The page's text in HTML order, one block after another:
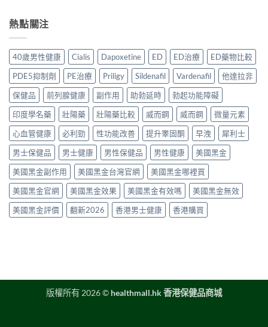
一
次
清
楚〉
中
香
家
實
測
評
價〉
中
見
用、
安
全
服
方
法
與
正
貨
購
買
指
南〉
中
貨？
購
買
渠
道
價
錢
完
整
指
南〉
中
液
哪
買
先
安
心？
2026
年
香
港
延
時
噴
霧
購
買
指
南〉
中
熱點關注
40歲男性健康 Cialis Dapoxetine ED ED治療
ED藥物比較
PDE5抑制劑
PE治療 Priligy Sildenafil Vardenafil
他達拉非
保健品
前列腺健康 副作用 助勃延時
勃起功能障礙
印度學名藥
壯陽藥 壯陽藥比較 威而鋼 威而鋼
微量元素
心血管健康
必利勁 性功能改善 提升睪固酮 早洩
犀利士
男士保健品
男士健康 男性保健品 男性健康
美國黑金
美國黑金副作用
美國黑金台灣官網
美國黑金哪裡買
美國黑金官網
美國黑金效果 美國黑金有效嗎
美國黑金無效
美國黑金評價
翻新2026 香港男士健康 香港購買
版權所有 2026 © healthmall.hk 香港保健品商城